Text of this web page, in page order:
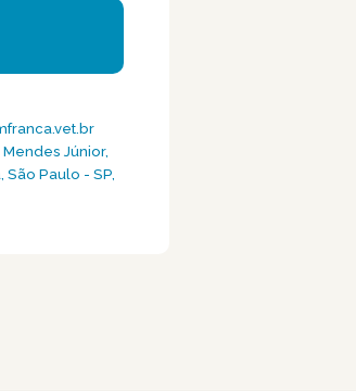
Júnior,
São Paulo - SP,